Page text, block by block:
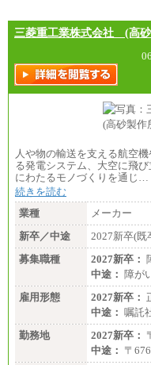
三菱重工業株式会社 (高砂
人や物の輸送を支える航空
る発電システム、大空に飛
にわたるモノづくりを通じ…
続きを読む
業種
メーカー
新卒／中途
2027新卒(既
募集職種
2027新卒：
中途： 障が
雇用形態
2027新卒：
中途： 嘱託
勤務地
2027新卒：
中途： 〒